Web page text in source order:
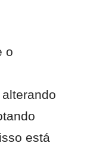
o
está